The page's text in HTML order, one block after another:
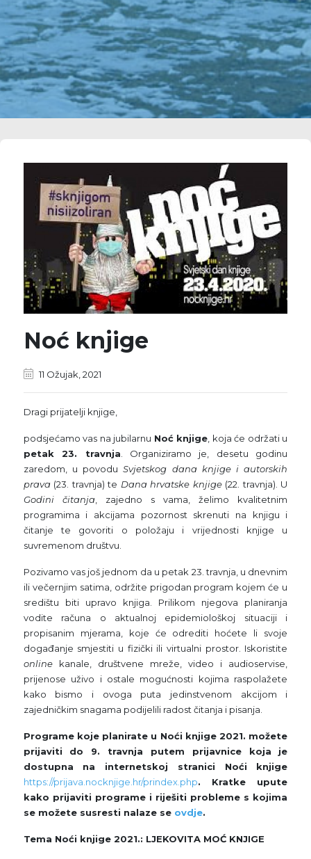
Noć knjige
11 Ožujak, 2021
Dragi prijatelji knjige,
podsjećamo vas na jubilarnu Noć knjige, koja će održati u
petak 23. travnja. Organiziramo je, desetu godinu
zaredom, u povoduSvjetskog dana knjige i autorskih
prava(23. travnja) te Dana hrvatske knjige(22. travnja). U
Godini čitanja, zajedno s vama, želimo kvalitetnim
programima i akcijama pozornost skrenuti na knjigu i
čitanje te govoriti o položaju i vrijednosti knjige u
suvremenom društvu.
Pozivamo vas još jednom da u petak 23. travnja, u dnevnim
ili večernjim satima, održite prigodan program kojem će u
središtu biti upravo knjiga. Prilikom njegova planiranja
vodite računa o aktualnoj epidemiološkoj situaciji i
propisanim mjerama, koje će odrediti hoćete li svoje
događanje smjestiti u fizički ili virtualni prostor. Iskoristite
onlinekanale, društvene mreže, video i audioservise,
prijenose uživo i ostale mogućnosti kojima raspolažete
kako bismo i ovoga puta jedinstvenom akcijom i
zajedničkim snagama podijelili radost čitanja i pisanja.
Programe koje planirate u Noći knjige 2021. možete
prijaviti do 9. travnja putem prijavnice koja je
dostupna na internetskoj stranici Noći knjige
https://prijava.nocknjige.hr/prindex.php. Kratke upute
kako prijaviti programe i riješiti probleme s kojima
se možete susresti nalaze se ovdje.
Tema Noći knjige 2021.: LJEKOVITA MOĆ KNJIGE